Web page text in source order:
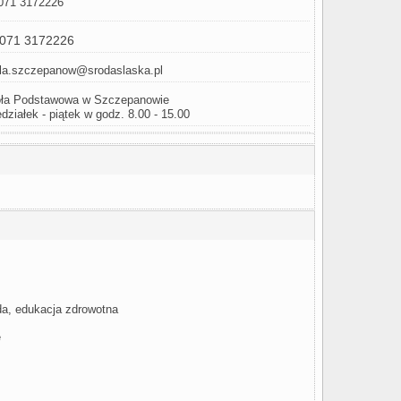
3172226
Podstawowa w Szczepanowie
- piątek w godz. 8.00 - 15.00
edukacja zdrowotna